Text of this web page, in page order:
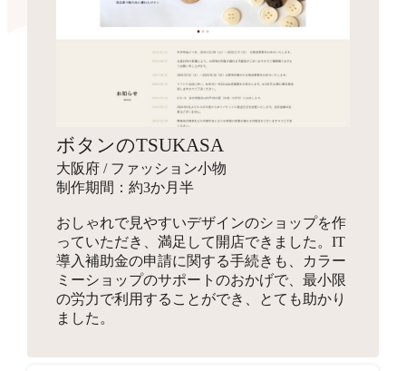
ボタンのTSUKASA
大阪府 / ファッション小物
制作期間：約3か月半
おしゃれで見やすいデザインのショップを作
っていただき、満足して開店できました。IT
導入補助金の申請に関する手続きも、カラー
ミーショップのサポートのおかげで、最小限
の労力で利用することができ、とても助かり
ました。